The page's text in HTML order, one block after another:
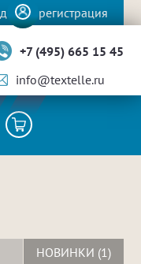
регистрация
+7 (495) 665 15 45
info@textelle.ru
НОВИНКИ (1)